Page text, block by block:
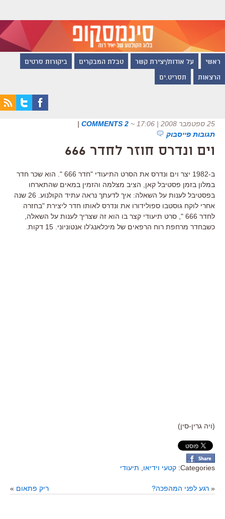
ראשי על אודות/יצירת קשר טבלת המבקרים ביקורות סרטים
הרצאות תסריט.ים
25 ספטמבר 2008 | 17:06 ~
2 COMMENTS
|
תגובות פייסבוק
וים ונדרס חוזר לחדר 666
ב-1982 יצר וים ונדרס את הסרט התיעודי "חדר 666 ". הוא שכר חדר
במלון בזמן פסטיבל קאן, הציב מצלמה והזמין במאים שהתארחו
בפסטיבל לענות על השאלה: איך לדעתך נראה עתיד הקולנוע. 26 שנה
אחרי לוקח גוסטבו ספולידורו את ונדרס לאותו חדר ליצירת "בחזרה
לחדר 666 ", סרט תיעודי קצר בו הוא זה שצריך לענות על השאלה,
כשבחדר מרחפת רוח הרפאים של מיכלאנג'לו אנטוניוני. 15 דקות.
(ויה גרין-סין)
Categories: קטעי וידיאו תיעודי
« רגע לפני המהפכה? ריק פתאום »